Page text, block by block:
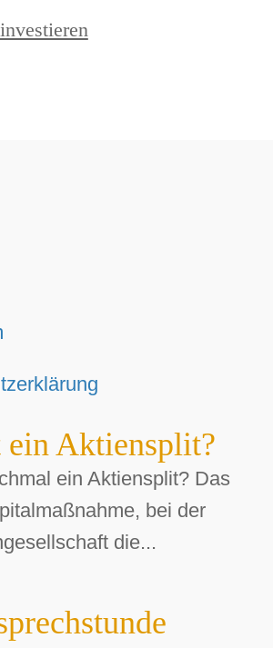
ein Aktiensplit?
ein Aktiensplit? Das
bei der
die...